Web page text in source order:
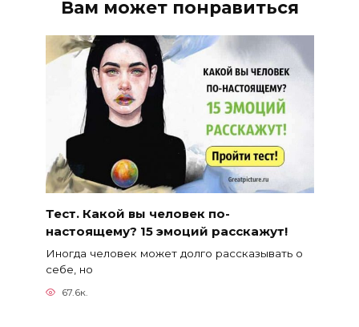
Вам может понравиться
Тест. Какой вы человек по-
настоящему? 15 эмоций расскажут!
Иногда человек может долго рассказывать о
себе, но
67.6к.